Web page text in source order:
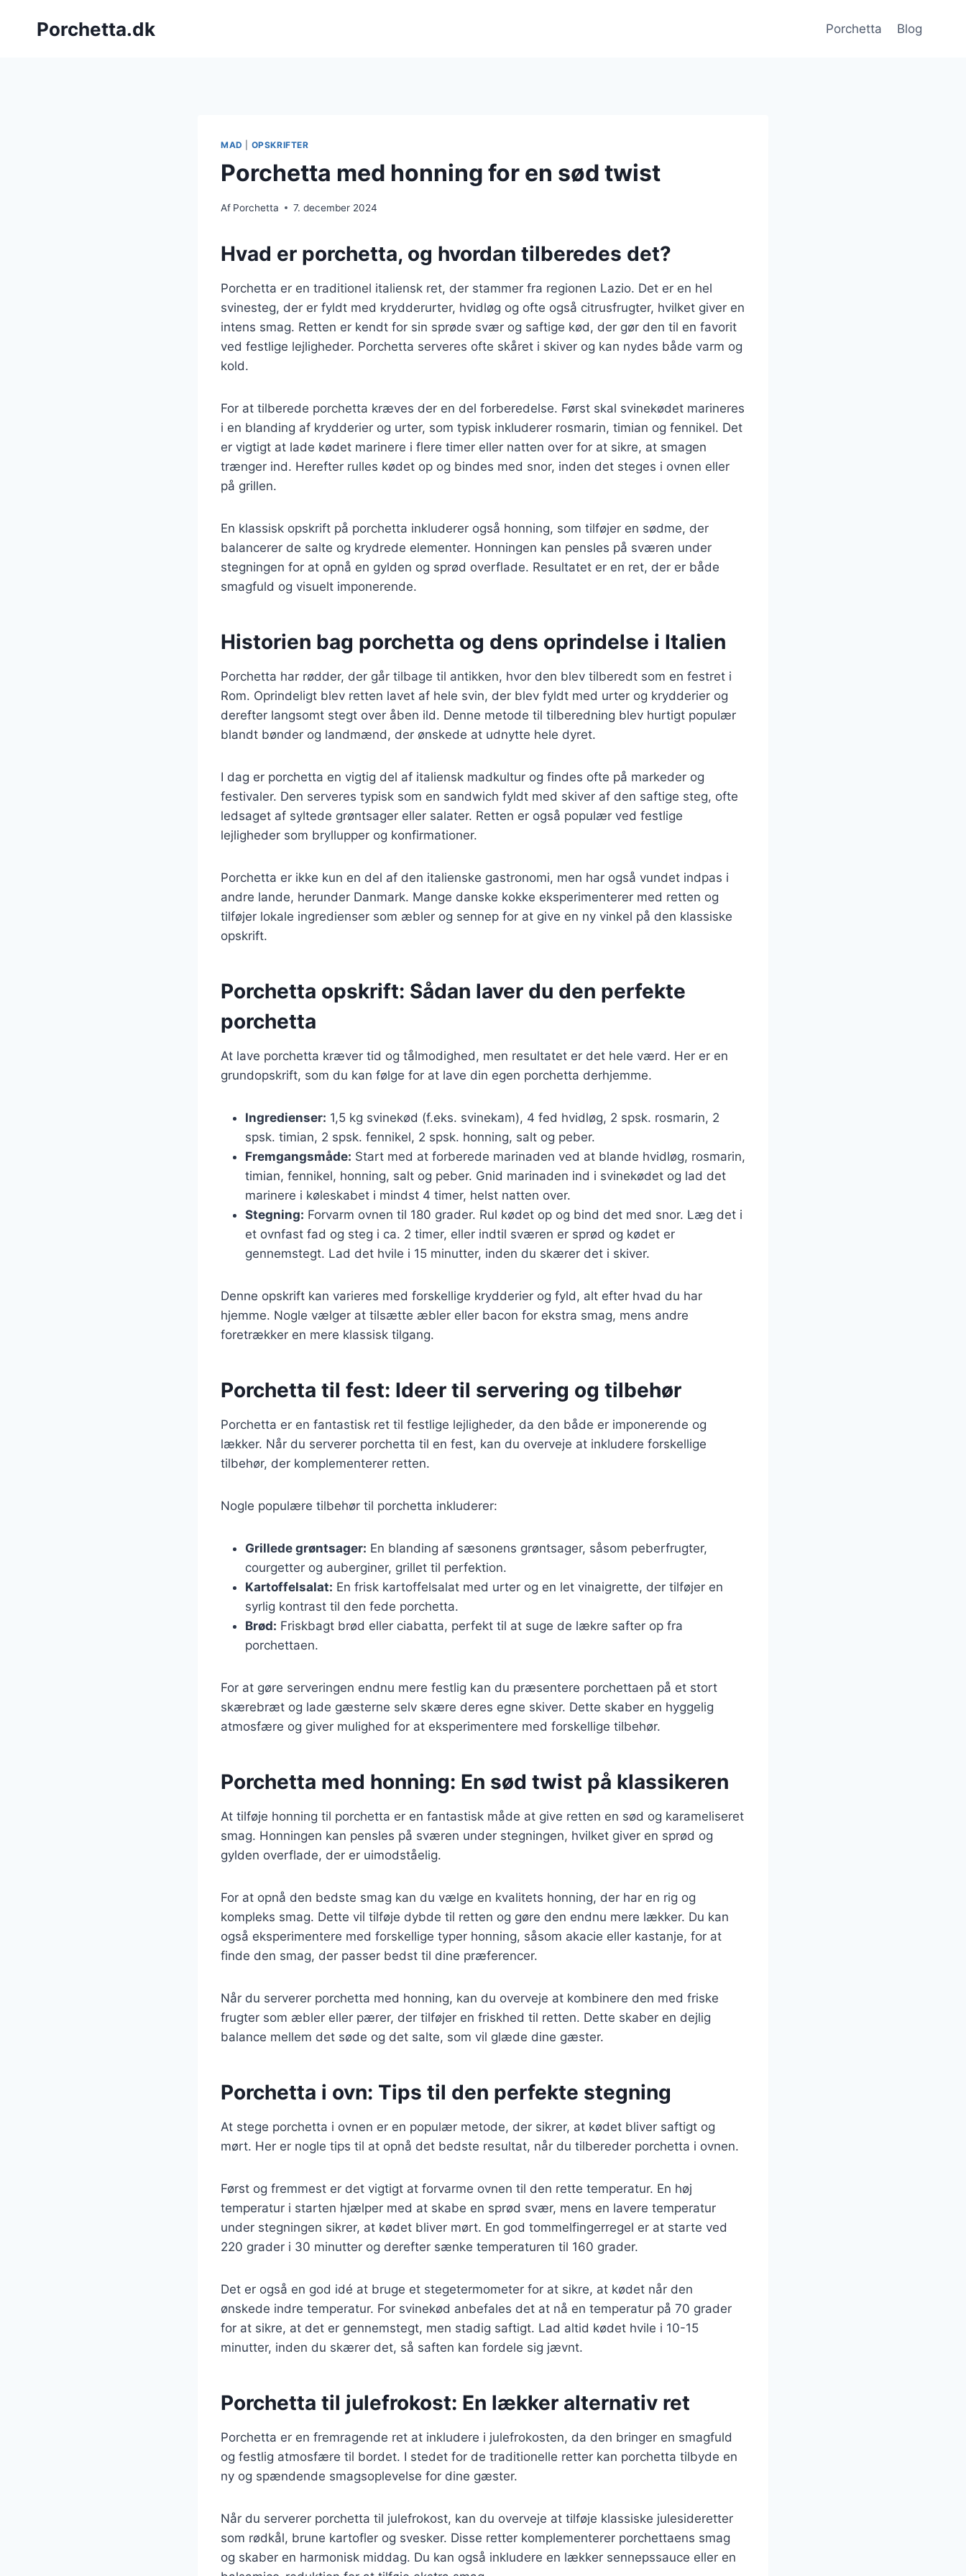
Porchetta.dk Porchetta Blog
MAD OPSKRIFTER
Porchetta med honning for en sød twist
Af Porchetta 7. december 2024
Hvad er porchetta, og hvordan tilberedes det?
Porchetta er en traditionel italiensk ret, der stammer fra regionen Lazio. Det er en hel
svinesteg, der er fyldt med krydderurter, hvidløg og ofte også citrusfrugter, hvilket giver en
intens smag. Retten er kendt for sin sprøde svær og saftige kød, der gør den til en favorit
ved festlige lejligheder. Porchetta serveres ofte skåret i skiver og kan nydes både varm og
kold.
For at tilberede porchetta kræves der en del forberedelse. Først skal svinekødet marineres
i en blanding af krydderier og urter, som typisk inkluderer rosmarin, timian og fennikel. Det
er vigtigt at lade kødet marinere i flere timer eller natten over for at sikre, at smagen
trænger ind. Herefter rulles kødet op og bindes med snor, inden det steges i ovnen eller
på grillen.
En klassisk opskrift på porchetta inkluderer også honning, som tilføjer en sødme, der
balancerer de salte og krydrede elementer. Honningen kan pensles på sværen under
stegningen for at opnå en gylden og sprød overflade. Resultatet er en ret, der er både
smagfuld og visuelt imponerende.
Historien bag porchetta og dens oprindelse i Italien
Porchetta har rødder, der går tilbage til antikken, hvor den blev tilberedt som en festret i
Rom. Oprindeligt blev retten lavet af hele svin, der blev fyldt med urter og krydderier og
derefter langsomt stegt over åben ild. Denne metode til tilberedning blev hurtigt populær
blandt bønder og landmænd, der ønskede at udnytte hele dyret.
I dag er porchetta en vigtig del af italiensk madkultur og findes ofte på markeder og
festivaler. Den serveres typisk som en sandwich fyldt med skiver af den saftige steg, ofte
ledsaget af syltede grøntsager eller salater. Retten er også populær ved festlige
lejligheder som bryllupper og konfirmationer.
Porchetta er ikke kun en del af den italienske gastronomi, men har også vundet indpas i
andre lande, herunder Danmark. Mange danske kokke eksperimenterer med retten og
tilføjer lokale ingredienser som æbler og sennep for at give en ny vinkel på den klassiske
opskrift.
Porchetta opskrift: Sådan laver du den perfekte
porchetta
At lave porchetta kræver tid og tålmodighed, men resultatet er det hele værd. Her er en
grundopskrift, som du kan følge for at lave din egen porchetta derhjemme.
Ingredienser: 1,5 kg svinekød (f.eks. svinekam), 4 fed hvidløg, 2 spsk. rosmarin, 2
spsk. timian, 2 spsk. fennikel, 2 spsk. honning, salt og peber.
Fremgangsmåde: Start med at forberede marinaden ved at blande hvidløg, rosmarin,
timian, fennikel, honning, salt og peber. Gnid marinaden ind i svinekødet og lad det
marinere i køleskabet i mindst 4 timer, helst natten over.
Stegning: Forvarm ovnen til 180 grader. Rul kødet op og bind det med snor. Læg det i
et ovnfast fad og steg i ca. 2 timer, eller indtil sværen er sprød og kødet er
gennemstegt. Lad det hvile i 15 minutter, inden du skærer det i skiver.
Denne opskrift kan varieres med forskellige krydderier og fyld, alt efter hvad du har
hjemme. Nogle vælger at tilsætte æbler eller bacon for ekstra smag, mens andre
foretrækker en mere klassisk tilgang.
Porchetta til fest: Ideer til servering og tilbehør
Porchetta er en fantastisk ret til festlige lejligheder, da den både er imponerende og
lækker. Når du serverer porchetta til en fest, kan du overveje at inkludere forskellige
tilbehør, der komplementerer retten.
Nogle populære tilbehør til porchetta inkluderer:
Grillede grøntsager: En blanding af sæsonens grøntsager, såsom peberfrugter,
courgetter og auberginer, grillet til perfektion.
Kartoffelsalat: En frisk kartoffelsalat med urter og en let vinaigrette, der tilføjer en
syrlig kontrast til den fede porchetta.
Brød: Friskbagt brød eller ciabatta, perfekt til at suge de lækre safter op fra
porchettaen.
For at gøre serveringen endnu mere festlig kan du præsentere porchettaen på et stort
skærebræt og lade gæsterne selv skære deres egne skiver. Dette skaber en hyggelig
atmosfære og giver mulighed for at eksperimentere med forskellige tilbehør.
Porchetta med honning: En sød twist på klassikeren
At tilføje honning til porchetta er en fantastisk måde at give retten en sød og karameliseret
smag. Honningen kan pensles på sværen under stegningen, hvilket giver en sprød og
gylden overflade, der er uimodståelig.
For at opnå den bedste smag kan du vælge en kvalitets honning, der har en rig og
kompleks smag. Dette vil tilføje dybde til retten og gøre den endnu mere lækker. Du kan
også eksperimentere med forskellige typer honning, såsom akacie eller kastanje, for at
finde den smag, der passer bedst til dine præferencer.
Når du serverer porchetta med honning, kan du overveje at kombinere den med friske
frugter som æbler eller pærer, der tilføjer en friskhed til retten. Dette skaber en dejlig
balance mellem det søde og det salte, som vil glæde dine gæster.
Porchetta i ovn: Tips til den perfekte stegning
At stege porchetta i ovnen er en populær metode, der sikrer, at kødet bliver saftigt og
mørt. Her er nogle tips til at opnå det bedste resultat, når du tilbereder porchetta i ovnen.
Først og fremmest er det vigtigt at forvarme ovnen til den rette temperatur. En høj
temperatur i starten hjælper med at skabe en sprød svær, mens en lavere temperatur
under stegningen sikrer, at kødet bliver mørt. En god tommelfingerregel er at starte ved
220 grader i 30 minutter og derefter sænke temperaturen til 160 grader.
Det er også en god idé at bruge et stegetermometer for at sikre, at kødet når den
ønskede indre temperatur. For svinekød anbefales det at nå en temperatur på 70 grader
for at sikre, at det er gennemstegt, men stadig saftigt. Lad altid kødet hvile i 10-15
minutter, inden du skærer det, så saften kan fordele sig jævnt.
Porchetta til julefrokost: En lækker alternativ ret
Porchetta er en fremragende ret at inkludere i julefrokosten, da den bringer en smagfuld
og festlig atmosfære til bordet. I stedet for de traditionelle retter kan porchetta tilbyde en
ny og spændende smagsoplevelse for dine gæster.
Når du serverer porchetta til julefrokost, kan du overveje at tilføje klassiske julesideretter
som rødkål, brune kartofler og svesker. Disse retter komplementerer porchettaens smag
og skaber en harmonisk middag. Du kan også inkludere en lækker sennepssauce eller en